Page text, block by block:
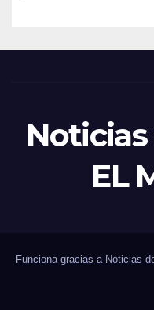
Noticias
EL
Funciona gracias a Noticias